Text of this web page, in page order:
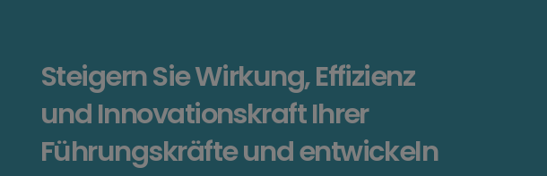
Steigern Sie Wirkung, Effizienz
und Innovationskraft Ihrer
Führungskräfte und entwickeln